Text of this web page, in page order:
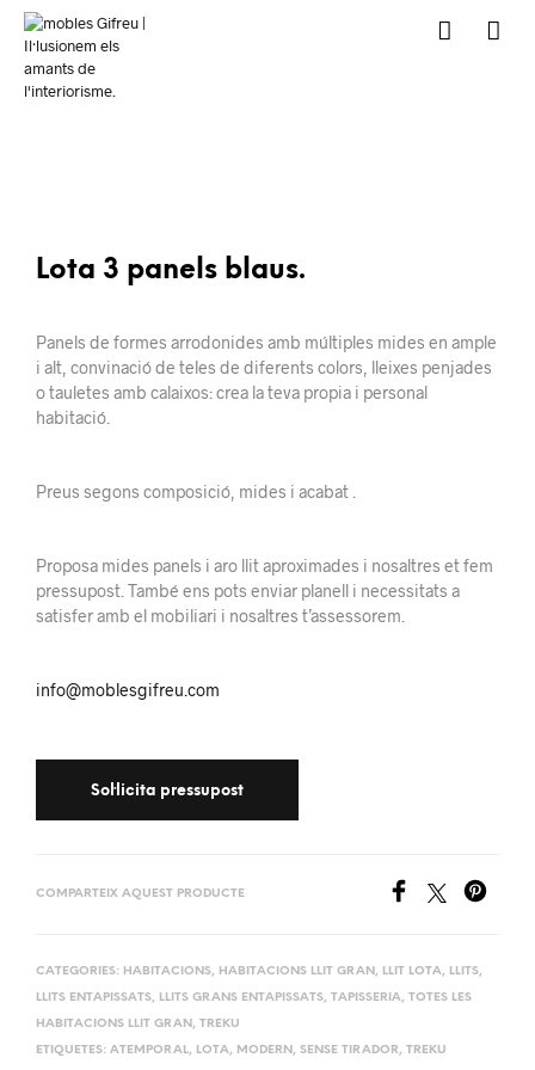
Lota 3 panels blaus.
Panels de formes arrodonides amb múltiples mides en ample
i alt, convinació de teles de diferents colors, lleixes penjades
o tauletes amb calaixos: crea la teva propia i personal
habitació.
Preus segons composició, mides i acabat .
Proposa mides panels i aro llit aproximades i nosaltres et fem
pressupost. També ens pots enviar planell i necessitats a
satisfer amb el mobiliari i nosaltres t’assessorem.
info@moblesgifreu.com
COMPARTEIX AQUEST PRODUCTE
CATEGORIES: HABITACIONS, HABITACIONS LLIT GRAN , LLIT LOTA, LLITS,
LLITS ENTAPISSATS, LLITS GRANS ENTAPISSATS, TAPISSERIA, TOTES LES
HABITACIONS LLIT GRAN , TREKU
ETIQUETES: ATEMPORAL, LOTA, MODERN , SENSE TIRADOR, TREKU